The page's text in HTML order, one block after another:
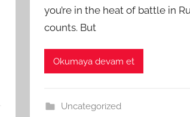
you’re in the heat of battle in
counts. But
Okumaya devam et
Uncategorized